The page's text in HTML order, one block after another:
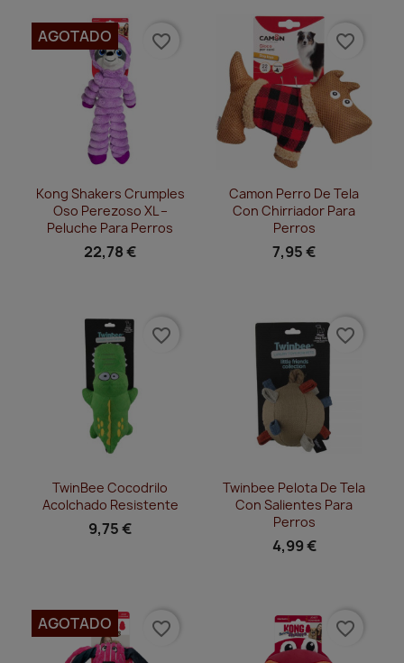
Vista rápida
Kong Shakers Crumples
Oso Perezoso XL –
Peluche Para Perros
22,78 €
AGOTADO favorite_border
Vista rápida
Camon Perro De Tela
Con Chirriador Para
Perros
7,95 €
favorite_border
Vista rápida
TwinBee Cocodrilo
Acolchado Resistente
9,75 €
favorite_border
Vista rápida
Twinbee Pelota De Tela
Con Salientes Para
Perros
4,99 €
favorite_border
AGOTADO favorite_border favorite_border